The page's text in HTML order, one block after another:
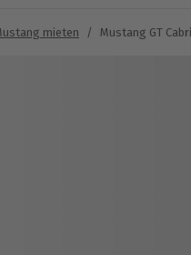
mieten / Mustang GT